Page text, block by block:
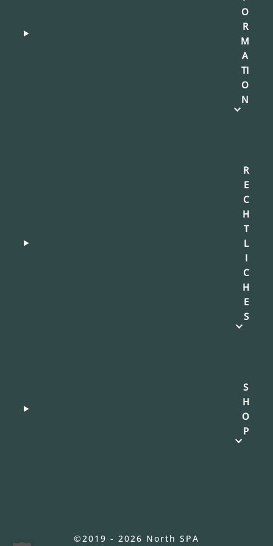
O
R
M
A
TI
O
N
R
E
C
H
T
L
I
C
H
E
S
S
H
O
P
©2019 - 2026 North SPA